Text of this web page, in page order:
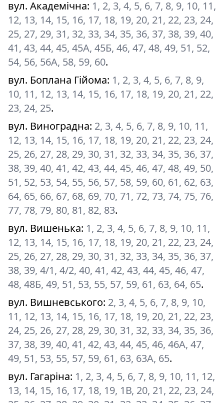
вул. Академічна: 1, 2, 3, 4, 5, 6, 7, 8, 9, 10, 11,
12, 13, 14, 15, 16, 17, 18, 19, 20, 21, 22, 23, 24,
25, 27, 29, 31, 32, 33, 34, 35, 36, 37, 38, 39, 40,
41, 43, 44, 45, 45А, 45Б, 46, 47, 48, 49, 51, 52,
54, 56, 56А, 58, 59, 60.
вул. Боплана Гійома: 1, 2, 3, 4, 5, 6, 7, 8, 9,
10, 11, 12, 13, 14, 15, 16, 17, 18, 19, 20, 21, 22,
23, 24, 25.
вул. Виноградна: 2, 3, 4, 5, 6, 7, 8, 9, 10, 11,
12, 13, 14, 15, 16, 17, 18, 19, 20, 21, 22, 23, 24,
25, 26, 27, 28, 29, 30, 31, 32, 33, 34, 35, 36, 37,
38, 39, 40, 41, 42, 43, 44, 45, 46, 47, 48, 49, 50,
51, 52, 53, 54, 55, 56, 57, 58, 59, 60, 61, 62, 63,
64, 65, 66, 67, 68, 69, 70, 71, 72, 73, 74, 75, 76,
77, 78, 79, 80, 81, 82, 83.
вул. Вишенька: 1, 2, 3, 4, 5, 6, 7, 8, 9, 10, 11,
12, 13, 14, 15, 16, 17, 18, 19, 20, 21, 22, 23, 24,
25, 26, 27, 28, 29, 30, 31, 32, 33, 34, 35, 36, 37,
38, 39, 4/1, 4/2, 40, 41, 42, 43, 44, 45, 46, 47,
48, 48Б, 49, 51, 53, 55, 57, 59, 61, 63, 64, 65.
вул. Вишневського: 2, 3, 4, 5, 6, 7, 8, 9, 10,
11, 12, 13, 14, 15, 16, 17, 18, 19, 20, 21, 22, 23,
24, 25, 26, 27, 28, 29, 30, 31, 32, 33, 34, 35, 36,
37, 38, 39, 40, 41, 42, 43, 44, 45, 46, 46А, 47,
49, 51, 53, 55, 57, 59, 61, 63, 63А, 65.
вул. Гагаріна: 1, 2, 3, 4, 5, 6, 7, 8, 9, 10, 11, 12,
13, 14, 15, 16, 17, 18, 19, 1В, 20, 21, 22, 23, 24,